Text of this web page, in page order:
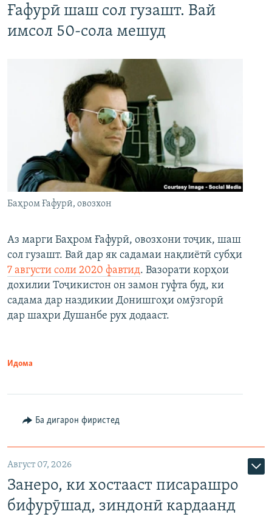
Ғафурӣ шаш сол гузашт. Вай
имсол 50-сола мешуд
Баҳром Ғафурӣ, овозхон
Аз марги Баҳром Ғафурӣ, овозхони тоҷик, шаш
сол гузашт. Вай дар як садамаи нақлиётӣ субҳи
7 августи соли 2020 фавтид. Вазорати корҳои
дохилии Тоҷикистон он замон гуфта буд, ки
садама дар наздикии Донишгоҳи омӯзгорӣ
дар шаҳри Душанбе рух додааст.
Идома
Ба дигарон фиристед
Август 07, 2026
Занеро, ки хостааст писарашро
бифурӯшад, зиндонӣ кардаанд